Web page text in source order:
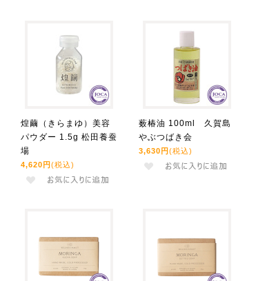
煌繭（きらまゆ）美容
パウダー 1.5g 松田養蚕
場
4,620円 (税込)
薮椿油 100ml 久賀島
やぶつばき会
3,630円 (税込)